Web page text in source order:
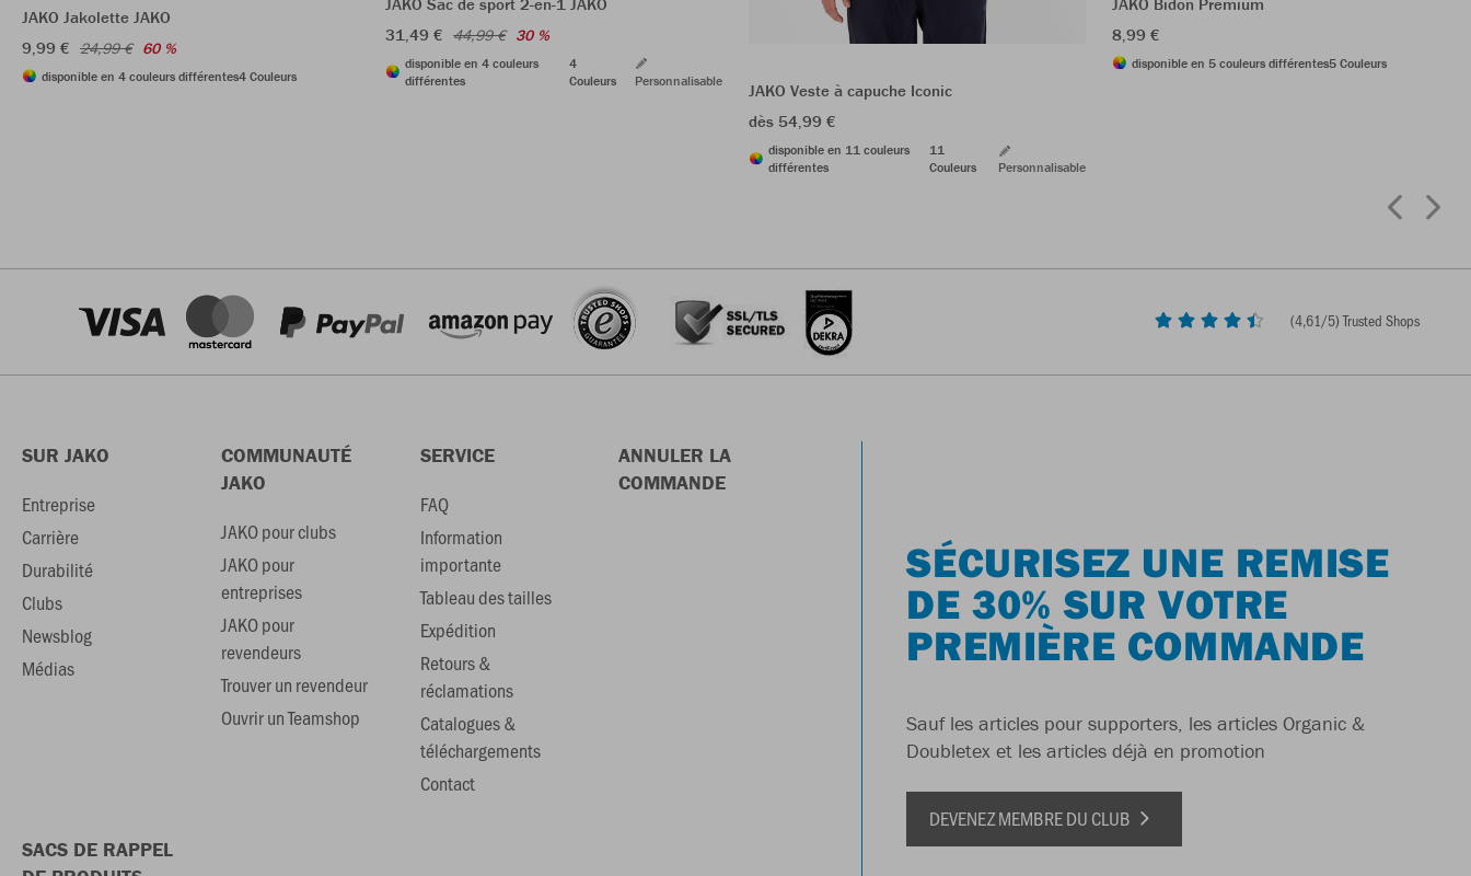
JAKO Jakolette JAKO
9,99 € 24,99 € 60 %
disponible en 4 couleurs différentes4 Couleurs
31,49 € 44,99 € 30 %
disponible en 4 couleurs
différentes
4
Couleurs
Personnalisable
JAKO Veste à capuche Iconic
dès 54,99 €
disponible en 11 couleurs
différentes
11
Couleurs
Personnalisable
8,99 €
disponible en 5 couleurs différentes5 Couleurs
(4,61/5) Trusted Shops
SUR JAKO
Entreprise
Carrière
Durabilité
Clubs
Newsblog
Médias
COMMUNAUTÉ
JAKO
JAKO pour clubs
JAKO pour
entreprises
JAKO pour
revendeurs
Trouver un revendeur
Ouvrir un Teamshop
SERVICE
FAQ
Information
importante
Tableau des tailles
Expédition
Retours &
réclamations
Catalogues &
téléchargements
Contact
ANNULER LA
COMMANDE
SACS DE RAPPEL
SÉCURISEZ UNE REMISE
DE 30% SUR VOTRE
PREMIÈRE COMMANDE
Sauf les articles pour supporters, les articles Organic &
Doubletex et les articles déjà en promotion
DEVENEZ MEMBRE DU CLUB